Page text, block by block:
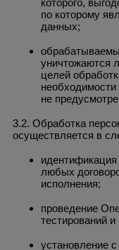
которого,
по которому
данных;
уничтожаются
целей
не
3.2. Обработка
осуществляется в
любых
исполнения;
проведение
тестирований
установление